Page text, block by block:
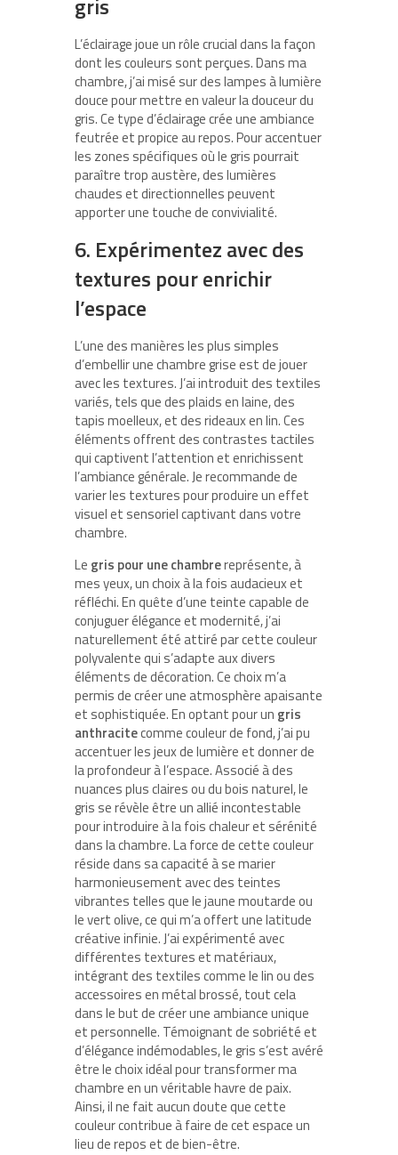
L’éclairage joue un rôle crucial dans la façon
dont les couleurs sont perçues. Dans ma
chambre, j’ai misé sur des lampes à lumière
douce pour mettre en valeur la douceur du
gris. Ce type d’éclairage crée une ambiance
feutrée et propice au repos. Pour accentuer
les zones spécifiques où le gris pourrait
paraître trop austère, des lumières
chaudes et directionnelles peuvent
apporter une touche de convivialité.
6. Expérimentez avec des
textures pour enrichir
l’espace
L’une des manières les plus simples
d’embellir une chambre grise est de jouer
avec les textures. J’ai introduit des textiles
variés, tels que des plaids en laine, des
tapis moelleux, et des rideaux en lin. Ces
éléments offrent des contrastes tactiles
qui captivent l’attention et enrichissent
l’ambiance générale. Je recommande de
varier les textures pour produire un effet
visuel et sensoriel captivant dans votre
chambre.
Le gris pour une chambrereprésente, à
mes yeux, un choix à la fois audacieux et
réfléchi. En quête d’une teinte capable de
conjuguer élégance et modernité, j’ai
naturellement été attiré par cette couleur
polyvalente qui s’adapte aux divers
éléments de décoration. Ce choix m’a
permis de créer une atmosphère apaisante
et sophistiquée. En optant pour un gris
anthracitecomme couleur de fond, j’ai pu
accentuer les jeux de lumière et donner de
la profondeur à l’espace. Associé à des
nuances plus claires ou du bois naturel, le
gris se révèle être un allié incontestable
pour introduire à la fois chaleur et sérénité
dans la chambre. La force de cette couleur
réside dans sa capacité à se marier
harmonieusement avec des teintes
vibrantes telles que le jaune moutarde ou
le vert olive, ce qui m’a offert une latitude
créative infinie. J’ai expérimenté avec
différentes textures et matériaux,
intégrant des textiles comme le lin ou des
accessoires en métal brossé, tout cela
dans le but de créer une ambiance unique
et personnelle. Témoignant de sobriété et
d’élégance indémodables, le gris s’est avéré
être le choix idéal pour transformer ma
chambre en un véritable havre de paix.
Ainsi, il ne fait aucun doute que cette
couleur contribue à faire de cet espace un
lieu de repos et de bien-être.